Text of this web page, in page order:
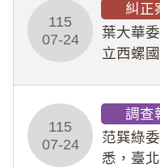
業把關
告漏未
115
07-24
糾正
葉大華
立西螺
教羽球
事件處
115
07-24
調查
范巽綠
悉，臺